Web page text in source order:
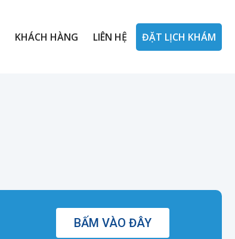
KHÁCH HÀNG LIÊN HỆ ĐẶT LỊCH KHÁM
BẤM VÀO ĐÂY